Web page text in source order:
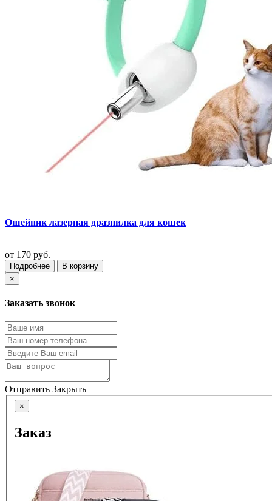
Ошейник лазерная дразнилка для кошек
от 170 руб.
Подробнее
В корзину
×
Заказать звонок
Отправить Закрыть
×
Заказ